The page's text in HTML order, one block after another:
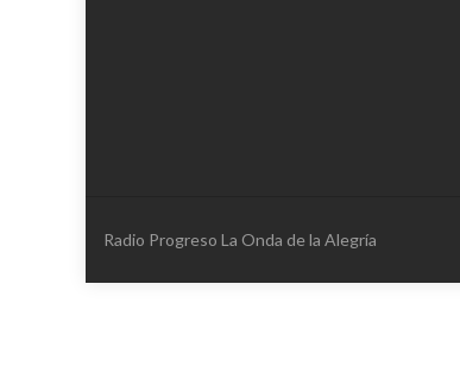
Radio Progreso La Onda de la Alegría